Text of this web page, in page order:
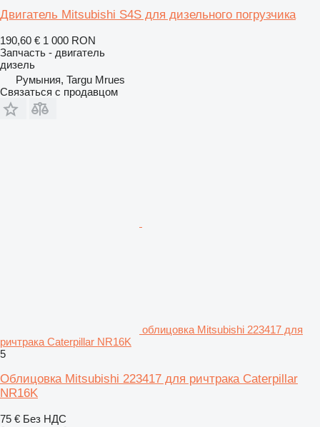
Двигатель Mitsubishi S4S для дизельного погрузчика
190,60 € 1 000 RON
Запчасть - двигатель
дизель
Румыния, Targu Mrues
Связаться с продавцом
облицовка Mitsubishi 223417 для
ричтрака Caterpillar NR16K
5
Облицовка Mitsubishi 223417 для ричтрака Caterpillar
NR16K
75 € Без НДС